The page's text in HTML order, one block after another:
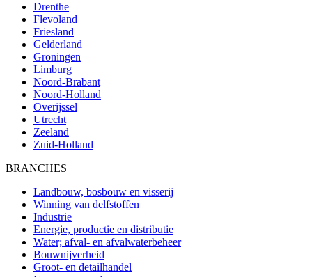
Drenthe
Flevoland
Friesland
Gelderland
Groningen
Limburg
Noord-Brabant
Noord-Holland
Overijssel
Utrecht
Zeeland
Zuid-Holland
BRANCHES
Landbouw, bosbouw en visserij
Winning van delfstoffen
Industrie
Energie, productie en distributie
Water; afval- en afvalwaterbeheer
Bouwnijverheid
Groot- en detailhandel